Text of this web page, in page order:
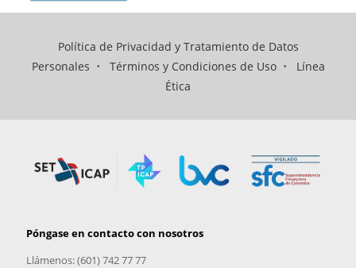
Política de Privacidad y Tratamiento de Datos
Personales • Términos y Condiciones de Uso• Línea
Ética
Póngase en contacto con nosotros
Llámenos: (601) 742 77 77